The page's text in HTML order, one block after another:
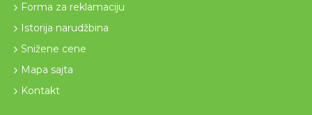
Forma za reklamaciju
Istorija narudžbina
Snižene cene
Mapa sajta
Kontakt